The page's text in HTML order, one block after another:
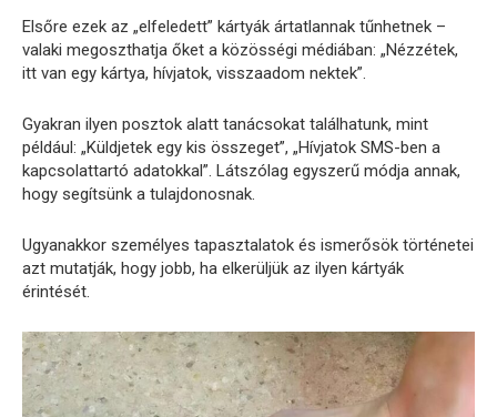
Elsőre ezek az „elfeledett” kártyák ártatlannak tűnhetnek –
valaki megoszthatja őket a közösségi médiában: „Nézzétek,
itt van egy kártya, hívjatok, visszaadom nektek”.
Gyakran ilyen posztok alatt tanácsokat találhatunk, mint
például: „Küldjetek egy kis összeget”, „Hívjatok SMS-ben a
kapcsolattartó adatokkal”. Látszólag egyszerű módja annak,
hogy segítsünk a tulajdonosnak.
Ugyanakkor személyes tapasztalatok és ismerősök történetei
azt mutatják, hogy jobb, ha elkerüljük az ilyen kártyák
érintését.